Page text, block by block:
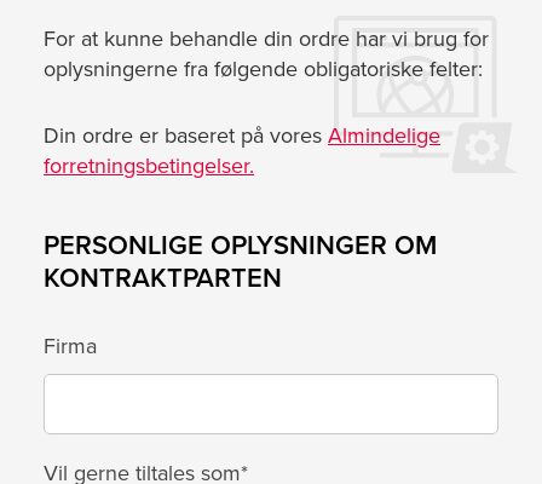
For at kunne behandle din ordre har vi brug for
oplysningerne fra følgende obligatoriske felter:
Din ordre er baseret på vores Almindelige
forretningsbetingelser.
PERSONLIGE OPLYSNINGER OM
KONTRAKTPARTEN
Firma
Vil gerne tiltales som*